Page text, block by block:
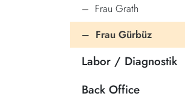
Frau Grath
Frau Gürbüz
Labor / Diagnostik
Back Office